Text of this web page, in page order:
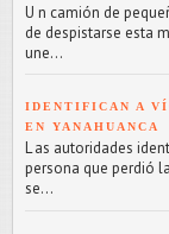
U n camión de
de despistarse esta
une...
IDENTIFICAN A
EN YANAHUANCA
L as autoridades
persona que perdió
se...